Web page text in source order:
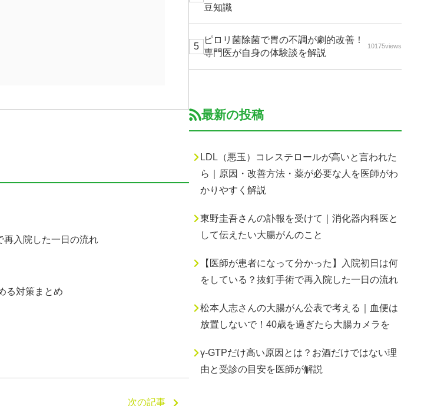
再入院した一日の流れ
る対策まとめ
次の記事
豆知識
ピロリ菌除菌で胃の不調が劇的改善！
専門医が自身の体験談を解説
10175views
最新の投稿
LDL（悪玉）コレステロールが高いと言われた
ら｜原因・改善方法・薬が必要な人を医師がわ
かりやすく解説
東野圭吾さんの訃報を受けて｜消化器内科医と
して伝えたい大腸がんのこと
【医師が患者になって分かった】入院初日は何
をしている？抜釘手術で再入院した一日の流れ
松本人志さんの大腸がん公表で考える｜血便は
放置しないで！40歳を過ぎたら大腸カメラを
γ-GTPだけ高い原因とは？お酒だけではない理
由と受診の目安を医師が解説